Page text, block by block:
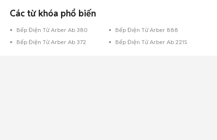
Các từ khóa phổ biến
Bếp Điện Từ Arber Ab 380
Bếp Điện Từ Arber 888
Bếp Điện Từ Arber Ab 372
Bếp Điện Từ Arber Ab 221S